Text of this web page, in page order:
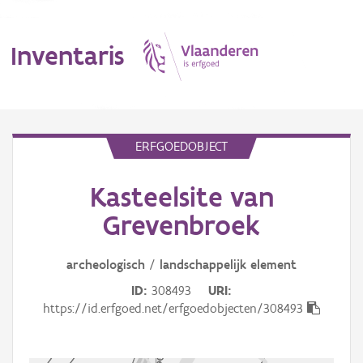
Inventaris
Aanduidingsobject
Waarneming
Thema
ERFGOEDOBJECT
Kasteelsite van
Grevenbroek
archeologisch / landschappelijk element
ID 308493
URI
https://id.erfgoed.net/erfgoedobjecten/308493